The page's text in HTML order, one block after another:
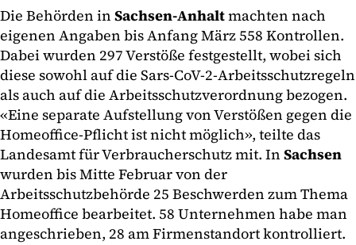
Die Behörden in Sachsen-Anhaltmachten nach
eigenen Angaben bis Anfang März 558 Kontrollen.
Dabei wurden 297 Verstöße festgestellt, wobei sich
diese sowohl auf die Sars-CoV-2-Arbeitsschutzregeln
als auch auf die Arbeitsschutzverordnung bezogen.
«Eine separate Aufstellung von Verstößen gegen die
Homeoffice-Pflicht ist nicht möglich», teilte das
Landesamt für Verbraucherschutz mit. In Sachsen
wurden bis Mitte Februar von der
Arbeitsschutzbehörde 25 Beschwerden zum Thema
Homeoffice bearbeitet. 58 Unternehmen habe man
angeschrieben, 28 am Firmenstandort kontrolliert.